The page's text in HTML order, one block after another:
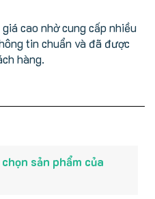
cao nhờ cung cấp nhiều
tin chuẩn và đã được
hàng.
sản phẩm của